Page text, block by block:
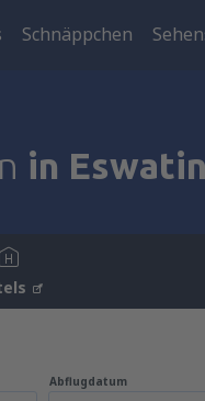
Schnäppchen
in
Abflugdatum